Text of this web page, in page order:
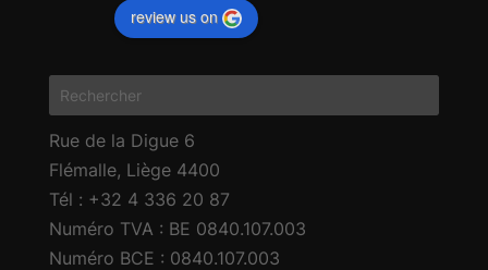
review us on
Rue de la Digue 6
Flémalle, Liège 4400
Tél : +32 4 336 20 87
Numéro TVA : BE 0840.107.003
Numéro BCE : 0840.107.003